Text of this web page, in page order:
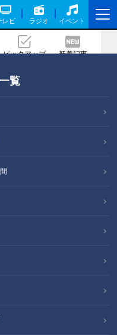
レビ ラジオ イベント
ピックアップ 新着記事
覧